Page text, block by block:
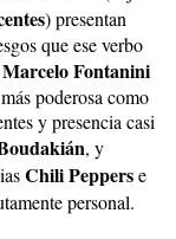
) presentan
que ese verbo
Marcelo Fontanini
poderosa como
y presencia casi
, y
Chili Pepperse
personal.